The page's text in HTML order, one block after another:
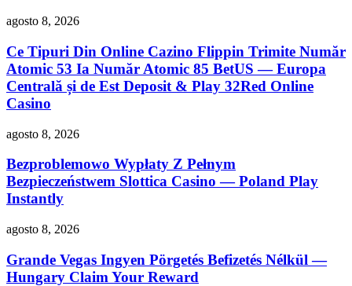
agosto 8, 2026
Ce Tipuri Din Online Cazino Flippin Trimite Număr
Atomic 53 Ia Număr Atomic 85 BetUS — Europa
Centrală și de Est Deposit & Play 32Red Online
Casino
agosto 8, 2026
Bezproblemowo Wypłaty Z Pełnym
Bezpieczeństwem Slottica Casino — Poland Play
Instantly
agosto 8, 2026
Grande Vegas Ingyen Pörgetés Befizetés Nélkül —
Hungary Claim Your Reward